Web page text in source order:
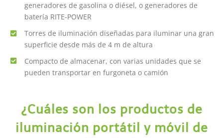
generadores de gasolina o diésel, o generadores de
batería RITE-POWER
Torres de iluminación diseñadas para iluminar una gran
superficie desde más de 4 m de altura
Compacto de almacenar, con varias unidades que se
pueden transportar en furgoneta o camión
¿Cuáles son los productos de
iluminación portátil y móvil de